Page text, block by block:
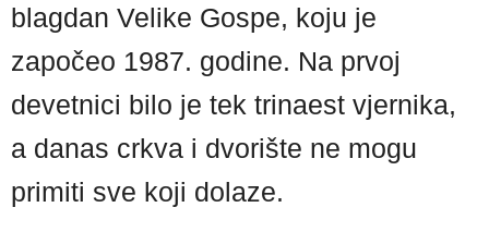
blagdan Velike Gospe, koju je
započeo 1987. godine. Na prvoj
devetnici bilo je tek trinaest vjernika,
a danas crkva i dvorište ne mogu
primiti sve koji dolaze.